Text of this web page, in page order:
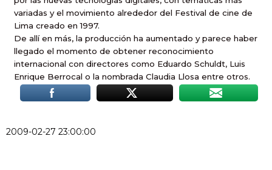
variadas y el movimiento alrededor del Festival de cine de
Lima creado en 1997.
De allí en más, la producción ha aumentado y parece haber
llegado el momento de obtener reconocimiento
internacional con directores como Eduardo Schuldt, Luis
Enrique Berrocal o la nombrada Claudia Llosa entre otros.
2009-02-27 23:00:00